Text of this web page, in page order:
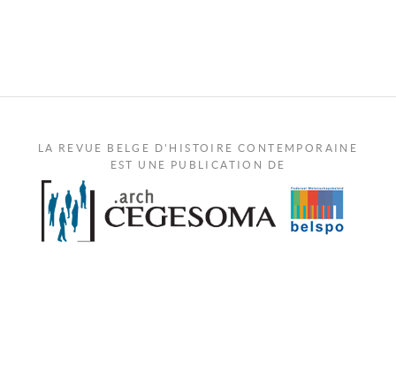
LA REVUE BELGE D'HISTOIRE CONTEMPORAINE
EST UNE PUBLICATION DE